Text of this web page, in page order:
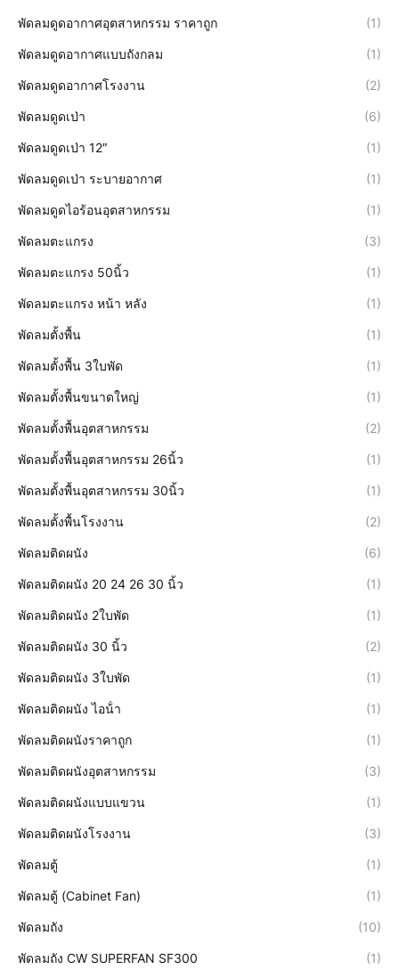
พัดลมดูดอากาศอุตสาหกรรม ราคาถูก (1)
พัดลมดูดอากาศแบบถังกลม (1)
พัดลมดูดอากาศโรงงาน (2)
พัดลมดูดเป่า (6)
พัดลมดูดเป่า 12″ (1)
พัดลมดูดเป่า ระบายอากาศ (1)
พัดลมดูดไอร้อนอุตสาหกรรม (1)
พัดลมตะแกรง (3)
พัดลมตะแกรง 50นิ้ว (1)
พัดลมตะแกรง หน้า หลัง (1)
พัดลมตั้งพื้น (1)
พัดลมตั้งพื้น 3ใบพัด (1)
พัดลมตั้งพื้นขนาดใหญ่ (1)
พัดลมตั้งพื้นอุตสาหกรรม (2)
พัดลมตั้งพื้นอุตสาหกรรม 26นิ้ว (1)
พัดลมตั้งพื้นอุตสาหกรรม 30นิ้ว (1)
พัดลมตั้งพื้นโรงงาน (2)
พัดลมติดผนัง (6)
พัดลมติดผนัง 20 24 26 30 นิ้ว (1)
พัดลมติดผนัง 2ใบพัด (1)
พัดลมติดผนัง 30 นิ้ว (2)
พัดลมติดผนัง 3ใบพัด (1)
พัดลมติดผนัง ไอน้ํา (1)
พัดลมติดผนังราคาถูก (1)
พัดลมติดผนังอุตสาหกรรม (3)
พัดลมติดผนังแบบแขวน (1)
พัดลมติดผนังโรงงาน (3)
พัดลมตู้ (1)
พัดลมตู้ (Cabinet Fan) (1)
พัดลมถัง (10)
พัดลมถัง CW SUPERFAN SF300 (1)